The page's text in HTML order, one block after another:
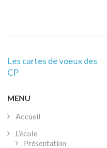
Navigation
de
Les cartes de voeux des
CP
MENU
Accueil
L’école
Présentation